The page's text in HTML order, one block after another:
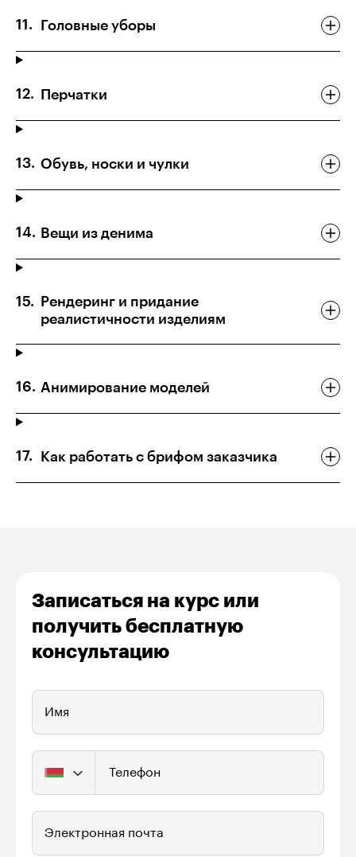
Головные уборы
Перчатки
Обувь, носки и чулки
Вещи из денима
Рендеринг и придание
реалистичности изделиям
Анимирование моделей
Как работать с брифом заказчика
Записаться на курс или
получить бесплатную
консультацию
Имя
Телефон
Электронная почта